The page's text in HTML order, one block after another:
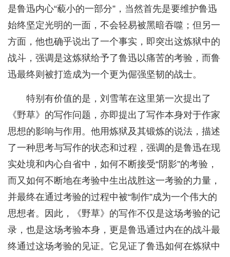
是鲁迅内心“藐小的一部分”，当然首先是要维护鲁迅
始终坚定光明的一面，不会轻易被黑暗吞噬；但另一
方面，他也确乎说出了一个事实，即突出这炼狱中的
战斗，强调是这炼狱给予了鲁迅以痛苦的考验，而鲁
迅最终则被打造成为一个更为倔强坚韧的战士。
特别有价值的是，刘雪苇在这里第一次提出了
《野草》的写作问题，亦即提出了写作本身对于作家
思想的影响与作用。他用炼狱及其锻炼的说法，描述
了一种思考与写作的状态和过程，强调的是鲁迅在现
实处境和内心自省中，如何不断接受“阴影”的考验，
而又如何不断地在考验中生出战胜这一考验的力量，
并最终在通过考验的过程中被“制作”成为一个伟大的
思想者。因此，《野草》的写作不仅是这场考验的记
录，也是这场考验本身，更是鲁迅通过内在的战斗最
终通过这场考验的见证。它见证了鲁迅如何在炼狱中